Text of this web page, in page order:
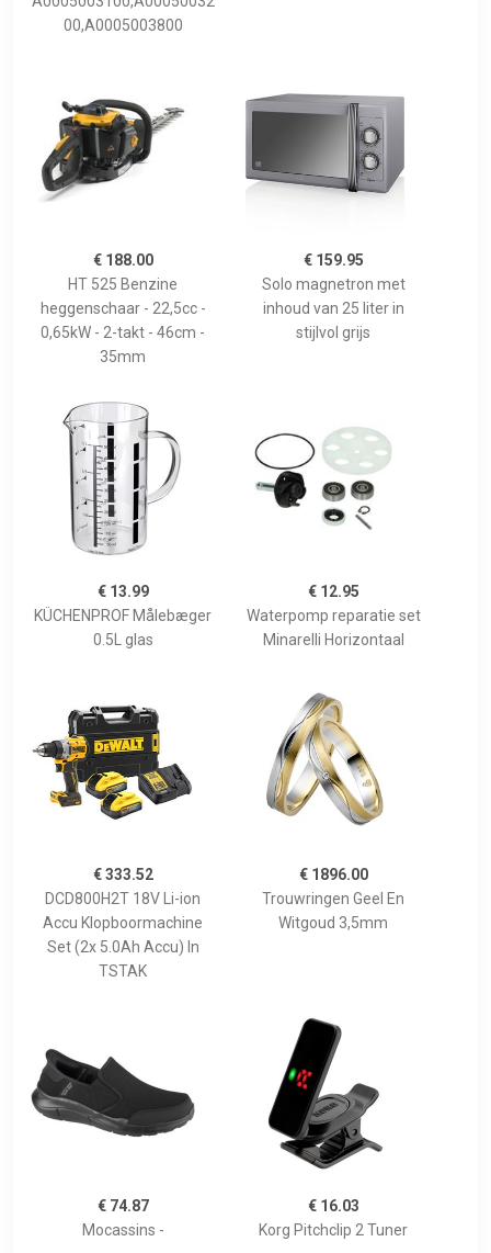
00,A0005003800
€ 188.00
HT 525 Benzine
heggenschaar - 22,5cc -
0,65kW - 2-takt - 46cm -
35mm
€ 159.95
Solo magnetron met
inhoud van 25 liter in
stijlvol grijs
€ 13.99
KÜCHENPROF Målebæger
0.5L glas
€ 12.95
Waterpomp reparatie set
Minarelli Horizontaal
€ 333.52
DCD800H2T 18V Li-ion
Accu Klopboormachine
Set (2x 5.0Ah Accu) In
TSTAK
€ 1896.00
Trouwringen Geel En
Witgoud 3,5mm
€ 74.87
Mocassins -
€ 16.03
Korg Pitchclip 2 Tuner